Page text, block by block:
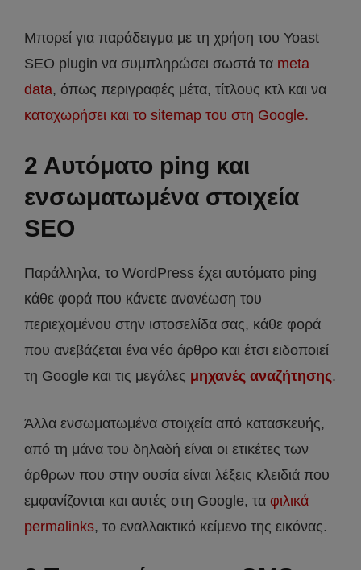
Μπορεί για παράδειγμα με τη χρήση του Yoast
SEO plugin να συμπληρώσει σωστά τα meta
data, όπως περιγραφές μέτα, τίτλους κτλ και να
καταχωρήσει και το sitemap του στη Google.
2 Αυτόματο ping και
ενσωματωμένα στοιχεία
SEO
Παράλληλα, το WordPress έχει αυτόματο ping
κάθε φορά που κάνετε ανανέωση του
περιεχομένου στην ιστοσελίδα σας, κάθε φορά
που ανεβάζεται ένα νέο άρθρο και έτσι ειδοποιεί
τη Google και τις μεγάλες μηχανές αναζήτησης.
Άλλα ενσωματωμένα στοιχεία από κατασκευής,
από τη μάνα του δηλαδή είναι οι ετικέτες των
άρθρων που στην ουσία είναι λέξεις κλειδιά που
εμφανίζονται και αυτές στη Google, τα φιλικά
permalinks, το εναλλακτικό κείμενο της εικόνας.